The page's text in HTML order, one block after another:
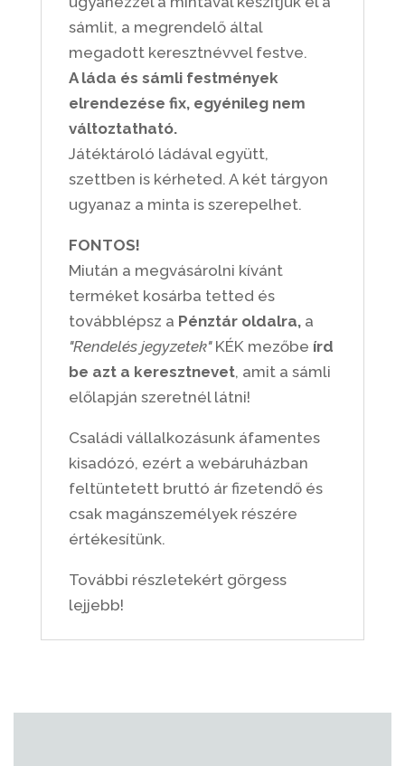
sámlit, a megrendelő által
megadott keresztnévvel festve.
A láda és sámli festmények
elrendezése fix, egyénileg nem
változtatható.
Játéktároló ládával együtt,
szettben is kérheted. A két tárgyon
ugyanaz a minta is szerepelhet.
FONTOS!
Miután a megvásárolni kívánt
terméket kosárba tetted és
továbblépsz a Pénztár oldalra,a
"Rendelés jegyzetek"KÉK mezőbe írd
be azt a keresztnevet, amit a sámli
előlapján szeretnél látni!
Családi vállalkozásunk áfamentes
kisadózó, ezért a webáruházban
feltüntetett bruttó ár fizetendő és
csak magánszemélyek részére
értékesítünk.
További részletekért görgess
lejjebb!